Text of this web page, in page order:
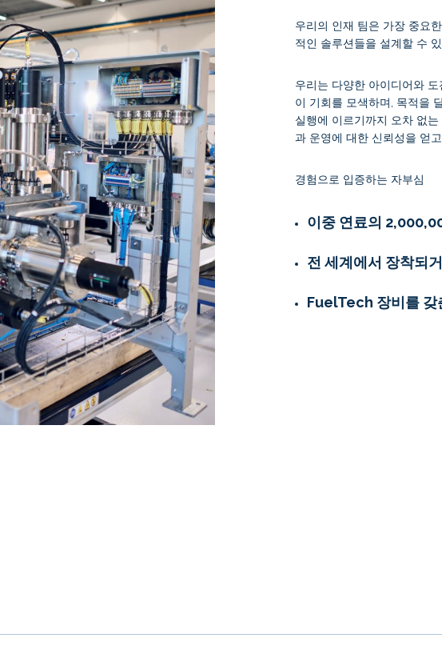
우리의 인재 팀은 가장 중요
적인 솔루션들을 설계할 수
우리는 다양한 아이디어와
이 기회를 모색하며, 목적을
실행에 이르기까지 오차 없
과 운영에 대한 신뢰성을 얻
경험으로 입증하는 자부심
이중 연료의
전 세계에서 장착되
FuelTech 장비를 갖